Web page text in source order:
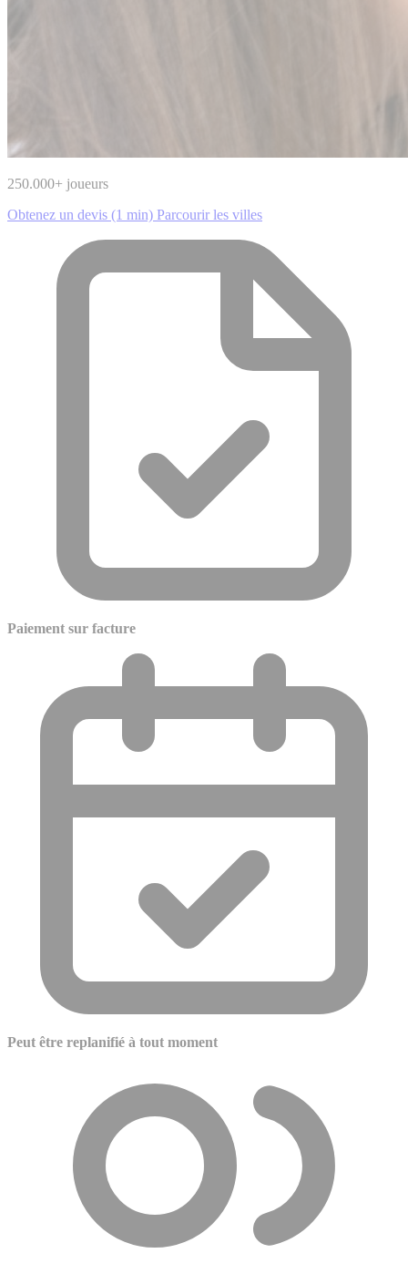
250.000+ joueurs
Obtenez un devis (1 min) Parcourir les villes
Paiement sur facture
Peut être replanifié à tout moment